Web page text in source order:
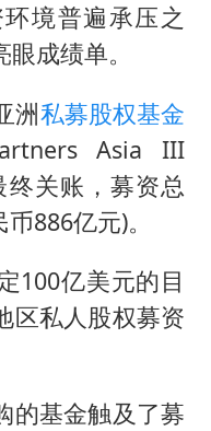
36岁男演员成景区NPC后人气爆棚
几元成本的AI广告导致千万市值蒸发
《告全体市民书》
车内过夜被收150元
花奖演讲落泪
人民的健康、体质、幸福一脉相承
境普遍承压之
成绩单。
洲私募股权基金
Asia III
终关账，募资总
886亿元)。
100亿美元的目
区私人股权募资
的基金触及了募